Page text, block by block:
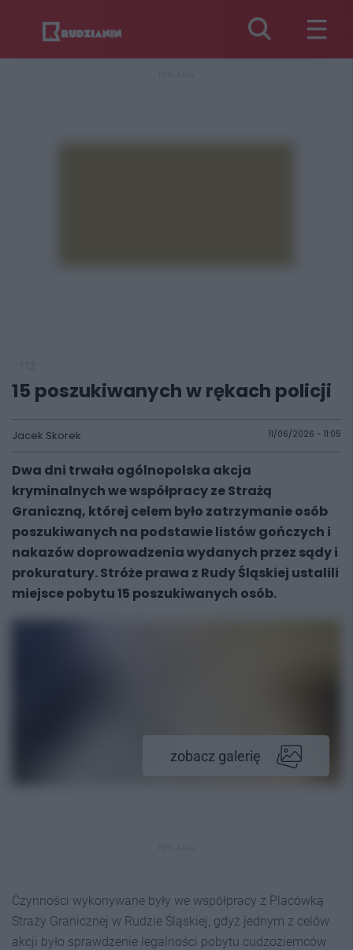
15 poszukiwanych w rękach policji
Jacek Skorek 11/06/2026 - 11:05
Dwa dni trwała ogólnopolska akcja
kryminalnych we współpracy ze Strażą
Graniczną, której celem było zatrzymanie osób
poszukiwanych na podstawie listów gończych i
nakazów doprowadzenia wydanych przez sądy i
prokuratury. Stróże prawa z Rudy Śląskiej ustalili
miejsce pobytu 15 poszukiwanych osób.
zobacz galerię
Czynności wykonywane były we współpracy z Placówką
Straży Granicznej w Rudzie Śląskiej, gdyż jednym z celów
akcji było sprawdzenie legalności pobytu cudzoziemców